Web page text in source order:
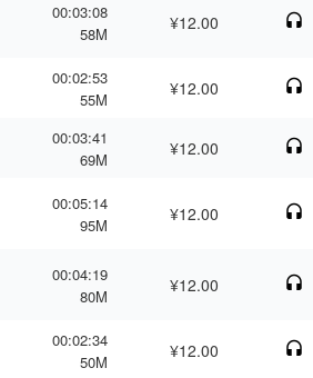
00:03:08
58M
¥12.00
00:02:53
55M
¥12.00
00:03:41
69M
¥12.00
00:05:14
95M
¥12.00
00:04:19
80M
¥12.00
00:02:34
50M
¥12.00